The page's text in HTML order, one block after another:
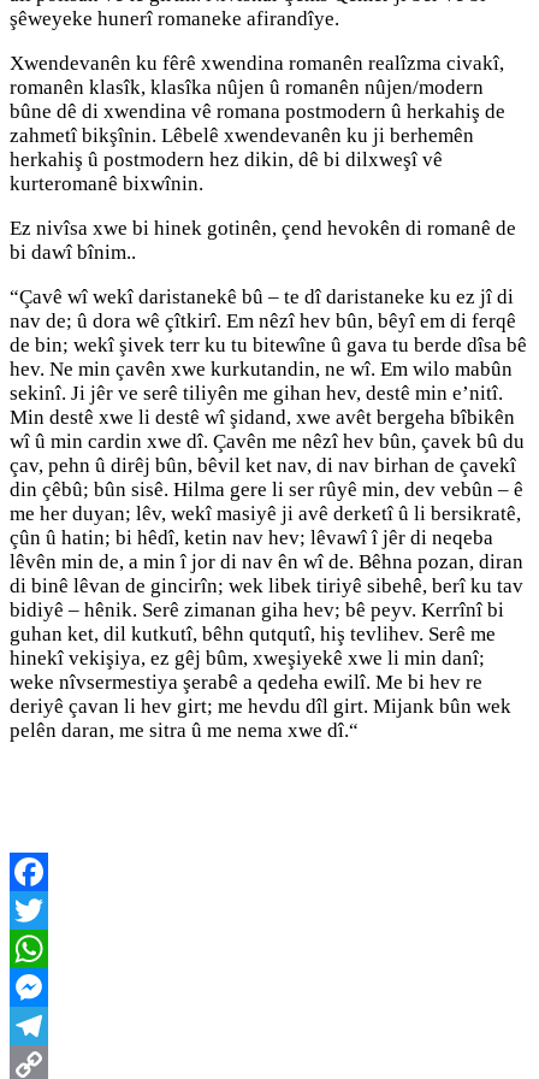
şêweyeke hunerî romaneke afirandîye.
Xwendevanên ku fêrê xwendina romanên realîzma civakî,
romanên klasîk, klasîka nûjen û romanên nûjen/modern
bûne dê di xwendina vê romana postmodern û herkahiş de
zahmetî bikşînin. Lêbelê xwendevanên ku ji berhemên
herkahiş û postmodern hez dikin, dê bi dilxweşî vê
kurteromanê bixwînin.
Ez nivîsa xwe bi hinek gotinên, çend hevokên di romanê de
bi dawî bînim..
“Çavê wî wekî daristanekê bû – te dî daristaneke ku ez jî di
nav de; û dora wê çîtkirî. Em nêzî hev bûn, bêyî em di ferqê
de bin; wekî şivek terr ku tu bitewîne û gava tu berde dîsa bê
hev. Ne min çavên xwe kurkutandin, ne wî. Em wilo mabûn
sekinî. Ji jêr ve serê tiliyên me gihan hev, destê min e’nitî.
Min destê xwe li destê wî şidand, xwe avêt bergeha bîbikên
wî û min cardin xwe dî. Çavên me nêzî hev bûn, çavek bû du
çav, pehn û dirêj bûn, bêvil ket nav, di nav birhan de çavekî
din çêbû; bûn sisê. Hilma gere li ser rûyê min, dev vebûn – ê
me her duyan; lêv, wekî masiyê ji avê derketî û li bersikratê,
çûn û hatin; bi hêdî, ketin nav hev; lêvawî î jêr di neqeba
lêvên min de, a min î jor di nav ên wî de. Bêhna pozan, diran
di binê lêvan de gincirîn; wek libek tiriyê sibehê, berî ku tav
bidiyê – hênik. Serê zimanan giha hev; bê peyv. Kerrînî bi
guhan ket, dil kutkutî, bêhn qutqutî, hiş tevlihev. Serê me
hinekî vekişiya, ez gêj bûm, xweşiyekê xwe li min danî;
weke nîvsermestiya şerabê a qedeha ewilî. Me bi hev re
deriyê çavan li hev girt; me hevdu dîl girt. Mijank bûn wek
pelên daran, me sitra û me nema xwe dî.“
Facebook
Twitter
WhatsApp
Messenger
Telegram